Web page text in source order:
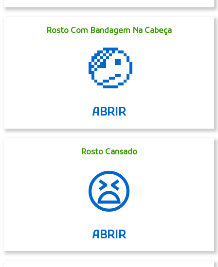
Rosto Com Bandagem Na Cabeça
🤕
ABRIR
Rosto Cansado
😫
ABRIR